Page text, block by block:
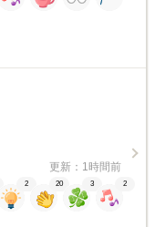
更新：1時間前
2 20 3 2